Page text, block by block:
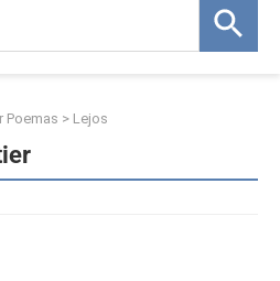
Poemas > Lejos